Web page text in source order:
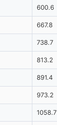
600.6
667.8
738.7
813.2
891.4
973.2
1058.7